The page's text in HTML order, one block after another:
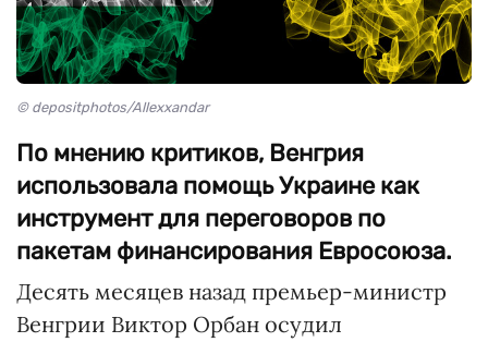
© depositphotos/Allexxandar
По мнению критиков, Венгрия
использовала помощь Украине как
инструмент для переговоров по
пакетам финансирования Евросоюза.
Десять месяцев назад премьер-министр
Венгрии Виктор Орбан осудил